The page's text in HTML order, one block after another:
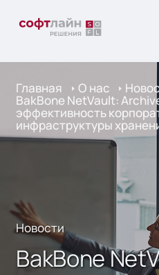
Главная О нас
BakBone NetVault:
эффективность
инфраструктуры
Новости
BakBone